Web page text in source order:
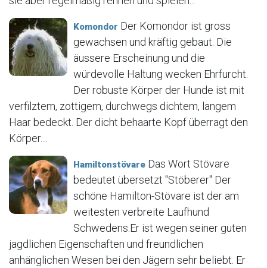
Komondor Der Komondor ist gross
gewachsen und kräftig gebaut. Die
äussere Erscheinung und die
würdevolle Haltung wecken Ehrfurcht.
Der robuste Körper der Hunde ist mit
verfilztem, zottigem, durchwegs dichtem, langem
Haar bedeckt. Der dicht behaarte Kopf überragt den
Körper....
Hamiltonstövare Das Wort Stövare
bedeutet übersetzt "Stöberer" Der
schöne Hamilton-Stövare ist der am
weitesten verbreite Laufhund
Schwedens.Er ist wegen seiner guten
jagdlichen Eigenschaften und freundlichen
anhänglichen Wesen bei den Jägern sehr beliebt. Er